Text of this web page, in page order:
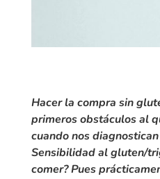
Hacer la compra sin
primeros obstáculos al
cuando nos diagnostican
Sensibilidad al gluten/
comer? Pues